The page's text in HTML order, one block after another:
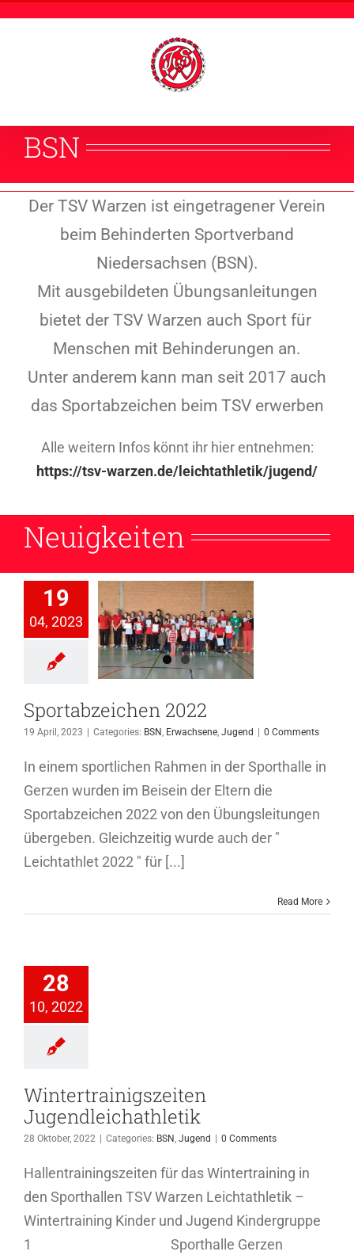
BSN
Der TSV Warzen ist eingetragener Verein
beim Behinderten Sportverband
Niedersachsen (BSN).
Mit ausgebildeten Übungsanleitungen
bietet der TSV Warzen auch Sport für
Menschen mit Behinderungen an.
Unter anderem kann man seit 2017 auch
das Sportabzeichen beim TSV erwerben
Alle weitern Infos könnt ihr hier entnehmen:
https://tsv-warzen.de/leichtathletik/jugend/
Neuigkeiten
19
04, 2023
Jugend
Sportabzeichen 2022
19 April, 2023 Categories: BSN, Erwachsene, Jugend 0 Comments
In einem sportlichen Rahmen in der Sporthalle in
Gerzen wurden im Beisein der Eltern die
Sportabzeichen 2022 von den Übungsleitungen
übergeben. Gleichzeitig wurde auch der "
Leichtathlet 2022 " für [...]
Read More
28
10, 2022
Jugend
Wintertrainigszeiten
Jugendleichathletik
28 Oktober, 2022 Categories: BSN, Jugend 0 Comments
Hallentrainingszeiten für das Wintertraining in
den Sporthallen TSV Warzen Leichtathletik –
Wintertraining Kinder und Jugend Kindergruppe
1 Sporthalle Gerzen